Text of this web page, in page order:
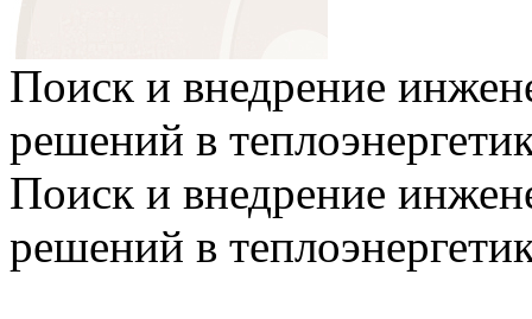
Поиск и внедрение
решений в
Поиск и внедрение
решений в